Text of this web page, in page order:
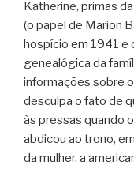
Katherine, primas
(o papel de Marion
hospício em 1941 e
genealógica da
informações sobre
desculpa o fato de
às pressas quando
abdicou ao trono,
da mulher, a